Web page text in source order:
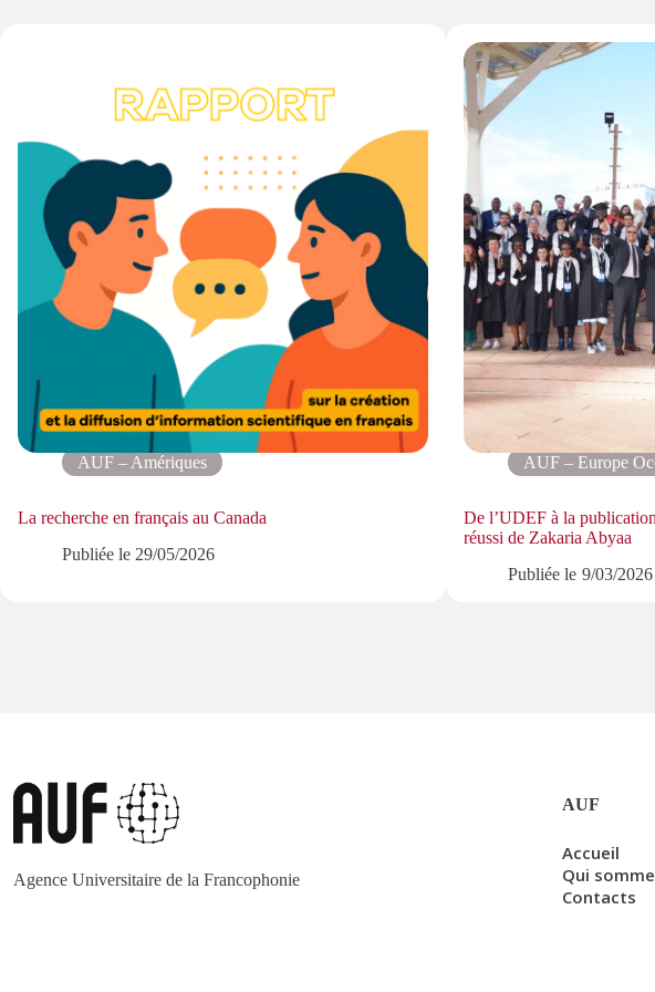
AUF – Amériques
La recherche en français au Canada
Publiée le 29/05/2026
AUF – Europe
De l’UDEF à la
réussi de Zakaria Abyaa
Publiée le 9/03/2026
Agence Universitaire de la Francophonie
AUF
Accueil
Qui
Contacts